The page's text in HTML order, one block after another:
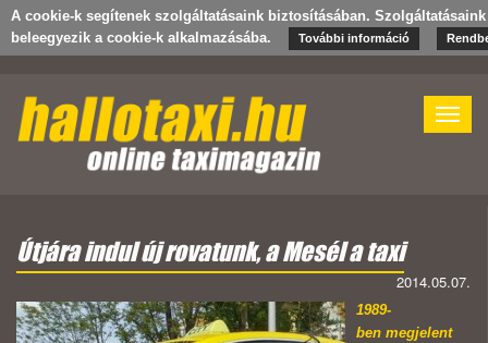
A cookie-k segítenek szolgáltatásaink biztosításában.
beleegyezik a cookie-k alkalmazásába.
További információ
Toggle
Útjára indul új rovatunk, a Mesél a taxi
2014.05.07.
1989-
ben megjelent